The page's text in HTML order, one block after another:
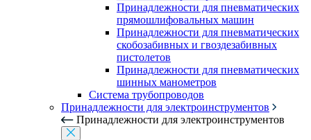
Принадлежности для пневматических
прямошлифовальных машин
Принадлежности для пневматических
скобозабивных и гвоздезабивных
пистолетов
Принадлежности для пневматических
шинных манометров
Система трубопроводов
Принадлежности для электроинструментов
Принадлежности для электроинструментов